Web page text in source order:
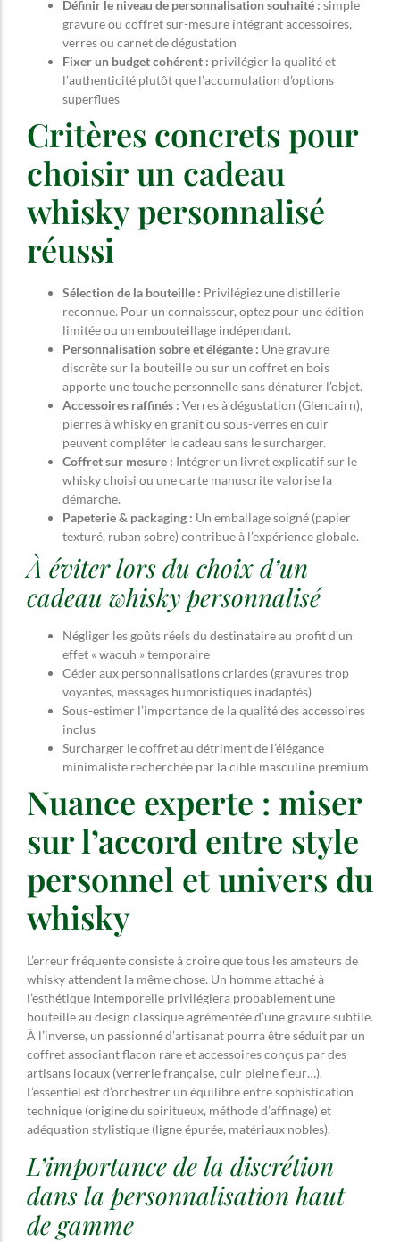
Définir le niveau de personnalisation souhaité : simple
gravure ou coffret sur-mesure intégrant accessoires,
verres ou carnet de dégustation
Fixer un budget cohérent : privilégier la qualité et
l’authenticité plutôt que l’accumulation d’options
superflues
Critères concrets pour
choisir un cadeau
whisky personnalisé
réussi
Sélection de la bouteille : Privilégiez une distillerie
reconnue. Pour un connaisseur, optez pour une édition
limitée ou un embouteillage indépendant.
Personnalisation sobre et élégante : Une gravure
discrète sur la bouteille ou sur un coffret en bois
apporte une touche personnelle sans dénaturer l’objet.
Accessoires raffinés : Verres à dégustation (Glencairn),
pierres à whisky en granit ou sous-verres en cuir
peuvent compléter le cadeau sans le surcharger.
Coffret sur mesure : Intégrer un livret explicatif sur le
whisky choisi ou une carte manuscrite valorise la
démarche.
Papeterie & packaging : Un emballage soigné (papier
texturé, ruban sobre) contribue à l’expérience globale.
À éviter lors du choix d’un
cadeau whisky personnalisé
Négliger les goûts réels du destinataire au profit d’un
effet « waouh » temporaire
Céder aux personnalisations criardes (gravures trop
voyantes, messages humoristiques inadaptés)
Sous-estimer l’importance de la qualité des accessoires
inclus
Surcharger le coffret au détriment de l’élégance
minimaliste recherchée par la cible masculine premium
Nuance experte : miser
sur l’accord entre style
personnel et univers du
whisky
L’erreur fréquente consiste à croire que tous les amateurs de
whisky attendent la même chose. Un homme attaché à
l’esthétique intemporelle privilégiera probablement une
bouteille au design classique agrémentée d’une gravure subtile.
À l’inverse, un passionné d’artisanat pourra être séduit par un
coffret associant flacon rare et accessoires conçus par des
artisans locaux (verrerie française, cuir pleine fleur…).
L’essentiel est d’orchestrer un équilibre entre sophistication
technique (origine du spiritueux, méthode d’affinage) et
adéquation stylistique (ligne épurée, matériaux nobles).
L’importance de la discrétion
dans la personnalisation haut
de gamme